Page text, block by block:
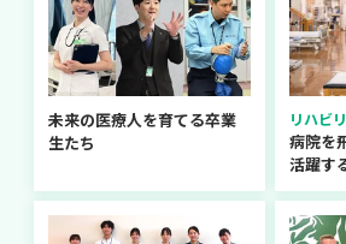
未来の医療人を育てる卒業
生たち
リハビ
病院を
活躍す